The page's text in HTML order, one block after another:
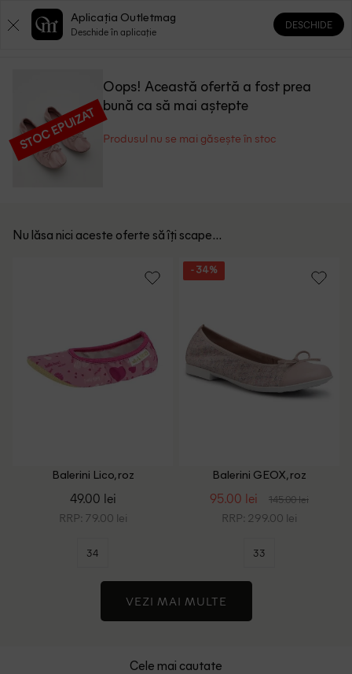
0 0
STOC EPUIZAT
Oops! Această ofertă a fost prea
bună ca să mai aștepte
Produsul nu se mai găsește în stoc
Nu lăsa nici aceste oferte să îți scape...
Balerini Lico, roz
49.00 lei
RRP: 79.00 lei
34
- 34%
Balerini GEOX, roz
95.00 lei 145.00 lei
RRP: 299.00 lei
33
VEZI MAI MULTE
Cele mai cautate
Aplicația Outletmag
Deschide în aplicație
DESCHIDE